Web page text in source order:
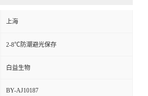
上海
2-8℃防潮避光保存
白益生物
BY-AJ10187